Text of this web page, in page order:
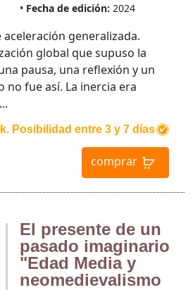
Fecha de edición: 2024
Posibilidad entre 3 y 7 días
comprar
generalizada.
global que supuso la
pausa, una reflexión y un
no fue así. La inercia era
El presente de un
pasado imaginario
"Edad Media y
neomedievalismo